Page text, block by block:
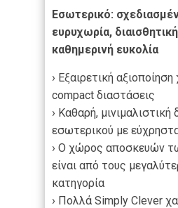
Εσωτερικό:
ευρυχωρία,
καθημερινή ευκολία
› Εξαιρετική
compact διαστάσεις
› Καθαρή, μινιμαλιστική
εσωτερικού με
› Ο χώρος αποσκευών
είναι από τους
κατηγορία
› Πολλά Simply Clever